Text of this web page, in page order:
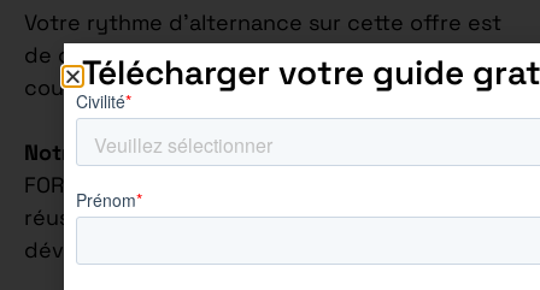
Votre rythme d’alternance sur cette offre est
de quatre jours en entreprise et un jour en
cours.
Notre Philosophie Éducative
FORMATION, nous croyons fermement que la
réussite académique va de pair avec le
développement personnel.
Télécharger votre guide